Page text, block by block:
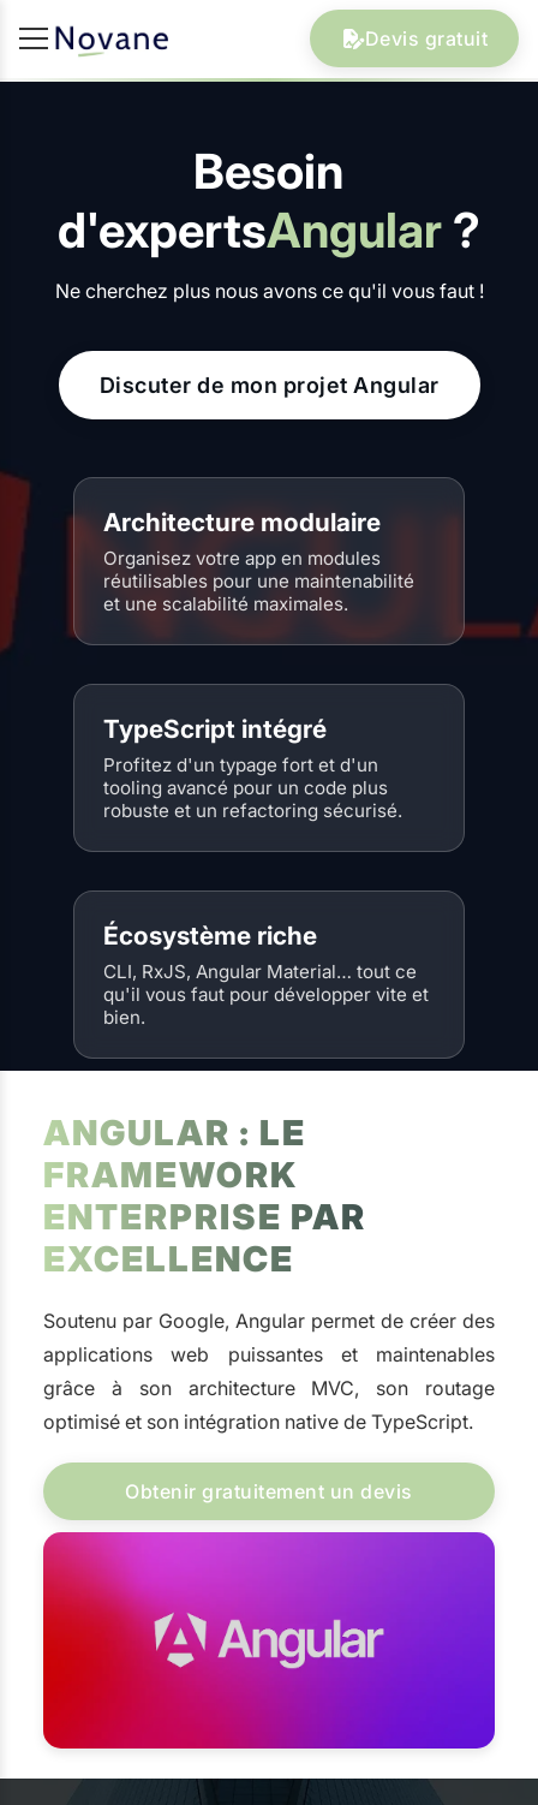
Devis gratuit
Besoin
d'expertsAngular?
Ne cherchez plus nous avons ce qu'il vous faut !
Discuter de mon projet Angular
Architecture modulaire
Organisez votre app en modules
réutilisables pour une maintenabilité
et une scalabilité maximales.
TypeScript intégré
Profitez d'un typage fort et d'un
tooling avancé pour un code plus
robuste et un refactoring sécurisé.
Écosystème riche
CLI, RxJS, Angular Material… tout ce
qu'il vous faut pour développer vite et
bien.
ANGULAR : LE
FRAMEWORK
ENTERPRISE PAR
EXCELLENCE
Soutenu par Google, Angular permet de créer des
applications web puissantes et maintenables
grâce à son architecture MVC, son routage
optimisé et son intégration native de TypeScript.
Obtenir gratuitement un devis